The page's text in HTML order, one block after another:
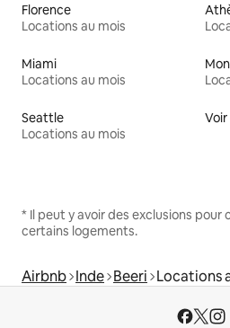
Florence
Locations au mois
Miami
Locations au mois
Seattle
Locations au mois
* Il peut y avoir des exclusions pour
certains logements.
Airbnb Inde Beeri Locations